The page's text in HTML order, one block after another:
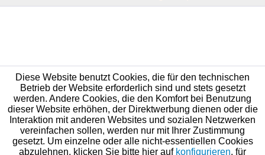
Diese Website benutzt Cookies, die für den technischen
Betrieb der Website erforderlich sind und stets gesetzt
werden. Andere Cookies, die den Komfort bei Benutzung
dieser Website erhöhen, der Direktwerbung dienen oder die
Interaktion mit anderen Websites und sozialen Netzwerken
vereinfachen sollen, werden nur mit Ihrer Zustimmung
gesetzt. Um einzelne oder alle nicht-essentiellen Cookies
abzulehnen, klicken Sie bitte hier auf konfigurieren, für